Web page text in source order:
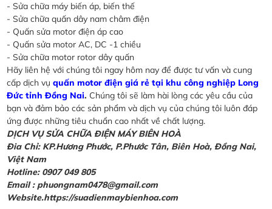
- Sửa chữa máy biến áp, biến thế
- Sửa chữa quấn dây nam châm điện
- Quấn sửa motor điện áp cao
- Quấn sửa motor AC, DC -1 chiều
- Sửa chữa motor rotor dây quấn
Hãy liên hệ với chúng tôi ngay hôm nay để được tư vấn và cung
cấp dịch vụ quấn motor điện giá rẻ tại khu công nghiệp Long
Đức tỉnh Đồng Nai. Chúng tôi sẽ làm hài lòng các yêu cầu của
bạn và đảm bảo các sản phẩm và dịch vụ của chúng tôi luôn đáp
ứng được những tiêu chuẩn cao nhất về chất lượng.
DỊCH VỤ SỬA CHỮA ĐIỆN MÁY BIÊN HOÀ
Đia Chỉ: KP.Hương Phước, P.Phước Tân, Biên Hoà, Đồng Nai,
Việt Nam
Hotline: 0907 049 805
Email : phuongnam0478@gmail.com
Website.https://suadienmaybienhoa.com